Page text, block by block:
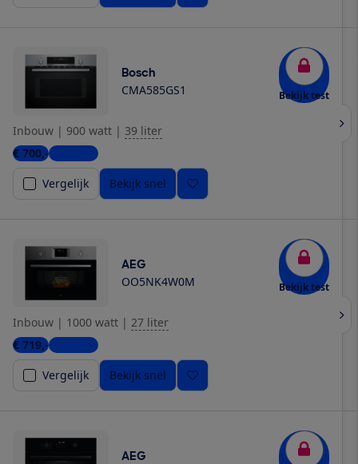
Bosch
CMA585GS1 Bekijk test
Inbouw | 900 watt | 39 liter
€ 700,-5 winkels
Vergelijk
Bekijk snel
AEG
OO5NK4W0M Bekijk test
Inbouw | 1000 watt | 27 liter
€ 719,-3 winkels
Vergelijk
Bekijk snel
AEG